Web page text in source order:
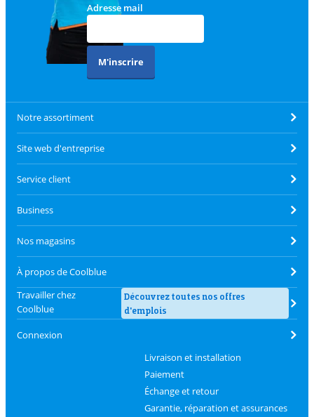
Adresse mail
M'inscrire
Notre assortiment
Site web d'entreprise
Service client
Business
Nos magasins
À propos de Coolblue
Travailler chez
Coolblue
Découvrez toutes nos offres
d'emplois
Connexion
Livraison et installation
Paiement
Échange et retour
Garantie, réparation et assurances